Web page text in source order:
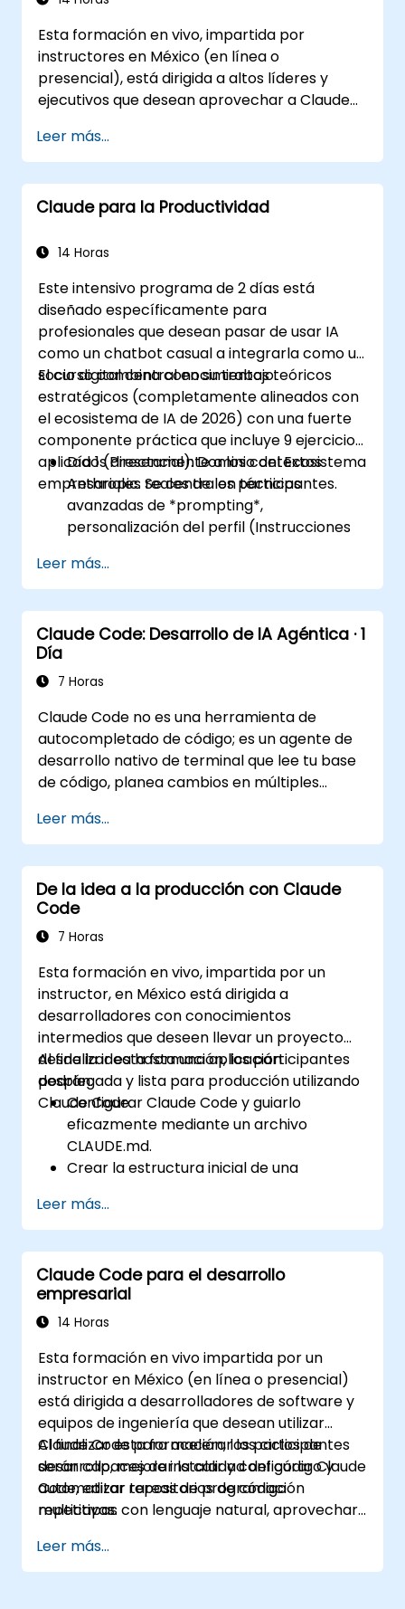
Esta formación en vivo, impartida por
instructores en México (en línea o
presencial), está dirigida a altos líderes y
ejecutivos que desean aprovechar a Claude
mejorar la toma de decisiones, acelerar la
planificación y construir una ventaja
competitiva mediante un liderazgo
potenciado con IA.
Leer más...
Claude para la Productividad
14 Horas
Este intensivo programa de 2 días está
diseñado específicamente para
profesionales que desean pasar de usar IA
como un chatbot casual a integrarla como un
socio digital central en su trabajo.
El curso combina conocimientos teóricos
estratégicos (completamente alineados con
el ecosistema de IA de 2026) con una fuerte
componente práctica que incluye 9 ejercicios
aplicados directamente a los contextos
empresariales reales de los participantes.
Día 1 (Presencial): Dominio del Ecosistema
Anthropic. Se centra en técnicas
avanzadas de *prompting*,
personalización del perfil (Instrucciones
espacios de trabajo persistentes
(Proyectos, Artefactos y Habilidades)
para gestionar bases de conocimiento
internas.
Integración del Ecosistema. Se centra en
mediante las características de Cowork,
el ecosistema MCP (Protocolo de
Contexto del Modelo) y la integración
nativa y fluida con la suite Microsoft 365
(Word, Excel, PowerPoint, Teams,
Leer más...
Claude Code: Desarrollo de IA Agéntica · 1
Día
7 Horas
Claude Code no es una herramienta de
autocompletado de código; es un agente de
desarrollo nativo de terminal que lee tu base
de código, planea cambios en múltiples
una única instrucción hasta obtener un
resultado funcional. Este taller de un día
ofrece a los participantes experiencia
práctica estructurada: configurar Claude
Code para proyectos reales, redactar
delegaciones que produzcan resultados
persistente del proyecto y conectar
herramientas internas mediante el Protocolo
de Contexto de Modelos (MCP).
Leer más...
De la idea a la producción con Claude
Code
7 Horas
Esta formación en vivo, impartida por un
instructor, en México está dirigida a
desarrolladores con conocimientos
intermedios que deseen llevar un proyecto
desde la idea hasta una aplicación
desplegada y lista para producción utilizando
Claude Code.
Al finalizar esta formación, los participantes
podrán:
Configurar Claude Code y guiarlo
eficazmente mediante un archivo
CLAUDE.md.
Crear la estructura inicial de una
Construir pruebas y realizar control de
calidad con subagentes.
Configurar el despliegue automatizado en
Vercel o Cloud Run.
Leer más...
Claude Code para el desarrollo
empresarial
14 Horas
Esta formación en vivo impartida por un
instructor en México (en línea o presencial)
está dirigida a desarrolladores de software y
equipos de ingeniería que desean utilizar
Claude Code para acelerar los ciclos de
desarrollo, mejorar la calidad del código y
automatizar tareas de programación
repetitivas.
Al finalizar esta formación, los participantes
serán capaces de instalar y configurar Claude
Code, editar repositorios de código
multicapas con lenguaje natural, aprovechar
y CI/CD.
Leer más...